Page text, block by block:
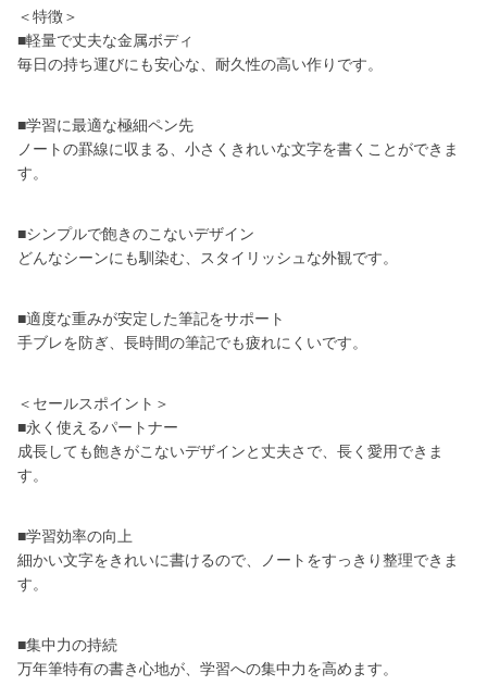
＜特徴＞
■軽量で丈夫な金属ボディ
毎日の持ち運びにも安心な、耐久性の高い作りです。
■学習に最適な極細ペン先
ノートの罫線に収まる、小さくきれいな文字を書くことができま
す。
■シンプルで飽きのこないデザイン
どんなシーンにも馴染む、スタイリッシュな外観です。
■適度な重みが安定した筆記をサポート
手ブレを防ぎ、長時間の筆記でも疲れにくいです。
＜セールスポイント＞
■永く使えるパートナー
成長しても飽きがこないデザインと丈夫さで、長く愛用できま
す。
■学習効率の向上
細かい文字をきれいに書けるので、ノートをすっきり整理できま
す。
■集中力の持続
万年筆特有の書き心地が、学習への集中力を高めます。